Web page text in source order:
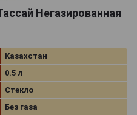
Негазированная
Казахстан
0.5 л
Стекло
Без газа